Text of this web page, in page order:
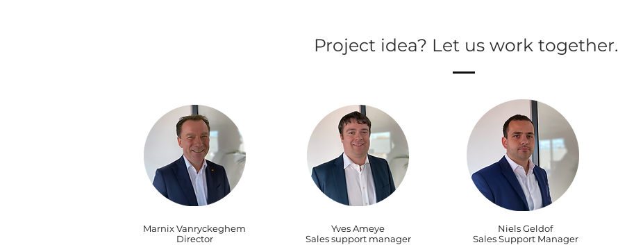
Project idea? Let us work together.
Marnix Vanryckeghem
Director
Yves Ameye
Sales support manager
Niels Geldof
Sales Support Manager